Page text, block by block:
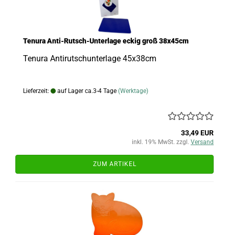
Tenura Anti-Rutsch-Unterlage eckig groß 38x45cm
Tenura Antirutschunterlage 45x38cm
Lieferzeit: auf Lager ca.3-4 Tage (Werktage)
33,49 EUR
inkl. 19% MwSt. zzgl. Versand
ZUM ARTIKEL